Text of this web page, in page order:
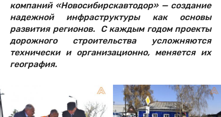
компаний «Новосибирскавтодор» — создание
надежной инфраструктуры как основы
развития регионов. С каждым годом проекты
дорожного строительства усложняются
технически и организационно, меняется их
география.